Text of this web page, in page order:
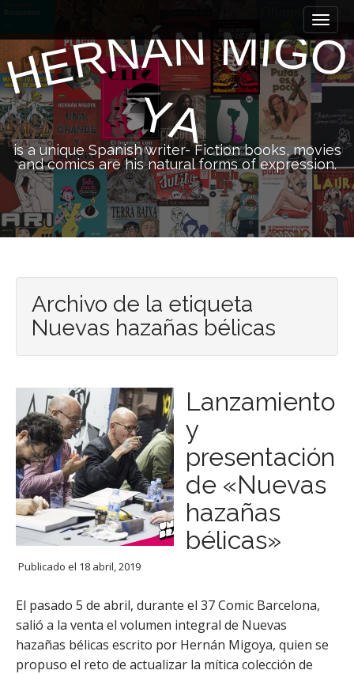
n
m
e
n
u
i
p
t
o
c
o
n
e
t
HERNÁN MIGO
YA
is a unique Spanish writer- Fiction books, movies
and comics are his natural forms of expression.
Archivo de la etiqueta
Nuevas hazañas bélicas
Lanzamiento
y
presentación
de «Nuevas
hazañas
bélicas»
Publicado el 18 abril, 2019
El pasado 5 de abril, durante el 37 Comic Barcelona,
salió a la venta el volumen integral de Nuevas
hazañas bélicas escrito por Hernán Migoya, quien se
propuso el reto de actualizar la mítica colección de